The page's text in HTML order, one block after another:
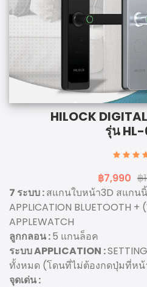
HILOCK
รุ่น
฿7,990 ฿
7 ระบบ :สแกนใบหน้า3D สแกน
APPLICATION BLUETOOTH +
APPLEWATCH
ลูกกลอน :5 แกนล็อค
ระบบ APPLICATION :
ทั้งหมด (โดนที่ไม่ต้องกดปุ่มที่หน้
จุดเด่น :